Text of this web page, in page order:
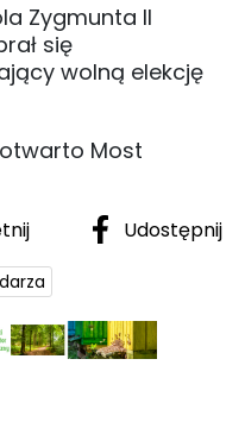
Zygmunta II
się
wolną elekcję
otwarto Most
Udostępnij